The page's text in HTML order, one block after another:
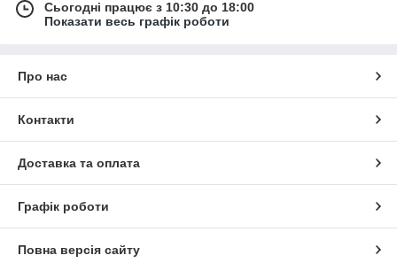
Сьогодні працює з 10:30 до 18:00
Показати весь графік роботи
Про нас
Контакти
Доставка та оплата
Графік роботи
Повна версія сайту